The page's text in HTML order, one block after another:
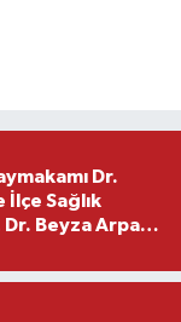
Dr.
İlçe Sağlık
Beyza Arpacı